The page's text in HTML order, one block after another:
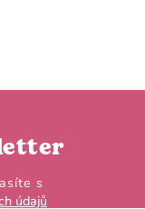
s
údajů